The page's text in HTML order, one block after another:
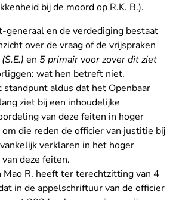
bij de moord op R.K. B.).
generaal en de verdediging bestaat
over de vraag of de vrijspraken
en 5 primair voor zover dit ziet
wat hen betreft niet.
aldus dat het Openbaar
ziet bij een inhoudelijke
van deze feiten in hoger
die reden de officier van justitie bij
verklaren in het hoger
deze feiten.
Mao R. heeft ter terechtzitting van 4
in de appelschriftuur van de officier